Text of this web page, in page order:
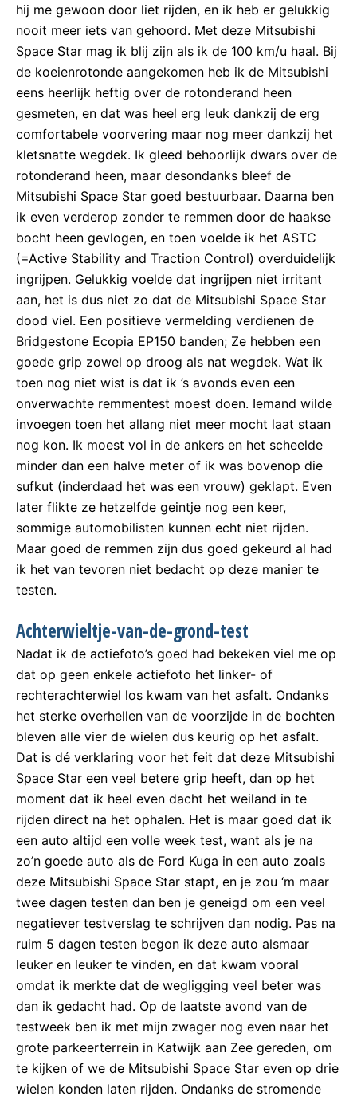
hij me gewoon door liet rijden, en ik heb er gelukkig
nooit meer iets van gehoord. Met deze Mitsubishi
Space Star mag ik blij zijn als ik de 100 km/u haal. Bij
de koeienrotonde aangekomen heb ik de Mitsubishi
eens heerlijk heftig over de rotonderand heen
gesmeten, en dat was heel erg leuk dankzij de erg
comfortabele voorvering maar nog meer dankzij het
kletsnatte wegdek. Ik gleed behoorlijk dwars over de
rotonderand heen, maar desondanks bleef de
Mitsubishi Space Star goed bestuurbaar. Daarna ben
ik even verderop zonder te remmen door de haakse
bocht heen gevlogen, en toen voelde ik het ASTC
(=Active Stability and Traction Control) overduidelijk
ingrijpen. Gelukkig voelde dat ingrijpen niet irritant
aan, het is dus niet zo dat de Mitsubishi Space Star
dood viel. Een positieve vermelding verdienen de
Bridgestone Ecopia EP150 banden; Ze hebben een
goede grip zowel op droog als nat wegdek. Wat ik
toen nog niet wist is dat ik ’s avonds even een
onverwachte remmentest moest doen. Iemand wilde
invoegen toen het allang niet meer mocht laat staan
nog kon. Ik moest vol in de ankers en het scheelde
minder dan een halve meter of ik was bovenop die
sufkut (inderdaad het was een vrouw) geklapt. Even
later flikte ze hetzelfde geintje nog een keer,
sommige automobilisten kunnen echt niet rijden.
Maar goed de remmen zijn dus goed gekeurd al had
ik het van tevoren niet bedacht op deze manier te
testen.
Achterwieltje-van-de-grond-test
Nadat ik de actiefoto’s goed had bekeken viel me op
dat op geen enkele actiefoto het linker- of
rechterachterwiel los kwam van het asfalt. Ondanks
het sterke overhellen van de voorzijde in de bochten
bleven alle vier de wielen dus keurig op het asfalt.
Dat is dé verklaring voor het feit dat deze Mitsubishi
Space Star een veel betere grip heeft, dan op het
moment dat ik heel even dacht het weiland in te
rijden direct na het ophalen. Het is maar goed dat ik
een auto altijd een volle week test, want als je na
zo’n goede auto als de Ford Kuga in een auto zoals
deze Mitsubishi Space Star stapt, en je zou ‘m maar
twee dagen testen dan ben je geneigd om een veel
negatiever testverslag te schrijven dan nodig. Pas na
ruim 5 dagen testen begon ik deze auto alsmaar
leuker en leuker te vinden, en dat kwam vooral
omdat ik merkte dat de wegligging veel beter was
dan ik gedacht had. Op de laatste avond van de
testweek ben ik met mijn zwager nog even naar het
grote parkeerterrein in Katwijk aan Zee gereden, om
te kijken of we de Mitsubishi Space Star even op drie
wielen konden laten rijden. Ondanks de stromende